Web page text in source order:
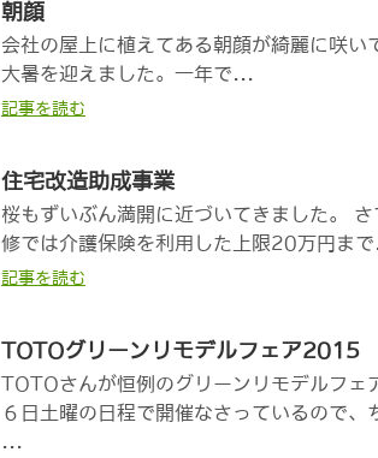
朝顔
会社の屋上に植えてある朝顔が綺麗に咲い
大暑を迎えました。一年で...
記事を読む
住宅改造助成事業
桜もずいぶん満開に近づいてきました。
修では介護保険を利用した上限20万円まで
記事を読む
TOTOグリーンリモデルフェア2015
TOTOさんが恒例のグリーンリモデルフェ
６日土曜の日程で開催なさっているので、